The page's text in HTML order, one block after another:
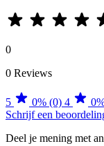
0
0 Reviews
5 0% (0) 4
Schrijf een
Deel je mening met